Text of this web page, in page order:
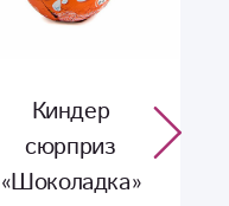
Киндер
сюрприз
«Шоколадка»